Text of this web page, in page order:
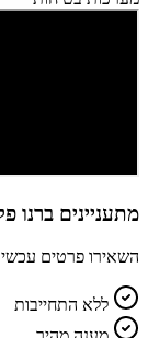
מתעניינים ברנו
השאירו פרטים
ללא התחייבות